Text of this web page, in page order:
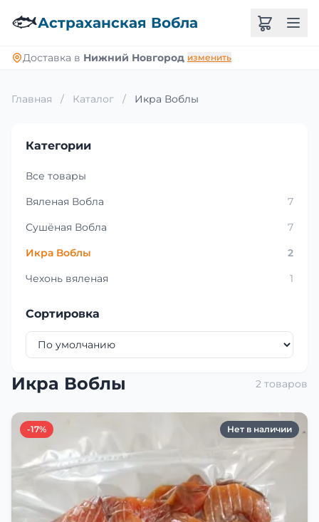
🐟Астраханская Вобла
Доставка в Нижний Новгород изменить
Главная / Каталог / Икра Воблы
Категории
Все товары
Вяленая Вобла
7
Сушёная Вобла
7
Икра Воблы
2
Чехонь вяленая
1
Сортировка
Икра Воблы 2 товаров
-17% Нет в наличии